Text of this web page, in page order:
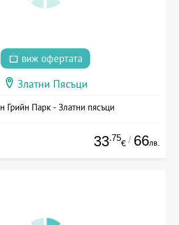
виж офертата
Златни Пясъци
Грийн Парк - Златни пясъци
33.75
€ / 66лв.